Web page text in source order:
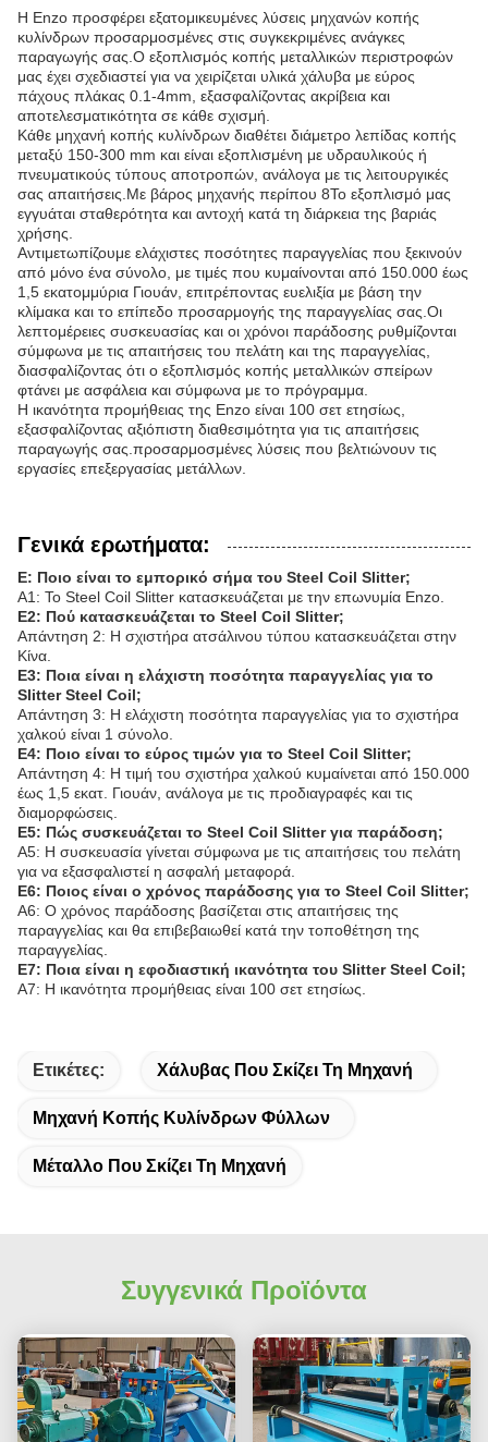
Η Enzo προσφέρει εξατομικευμένες λύσεις μηχανών κοπής
κυλίνδρων προσαρμοσμένες στις συγκεκριμένες ανάγκες
παραγωγής σας.Ο εξοπλισμός κοπής μεταλλικών περιστροφών
μας έχει σχεδιαστεί για να χειρίζεται υλικά χάλυβα με εύρος
πάχους πλάκας 0.1-4mm, εξασφαλίζοντας ακρίβεια και
αποτελεσματικότητα σε κάθε σχισμή.
Κάθε μηχανή κοπής κυλίνδρων διαθέτει διάμετρο λεπίδας κοπής
μεταξύ 150-300 mm και είναι εξοπλισμένη με υδραυλικούς ή
πνευματικούς τύπους αποτροπών, ανάλογα με τις λειτουργικές
σας απαιτήσεις.Με βάρος μηχανής περίπου 8Το εξοπλισμό μας
εγγυάται σταθερότητα και αντοχή κατά τη διάρκεια της βαριάς
χρήσης.
Αντιμετωπίζουμε ελάχιστες ποσότητες παραγγελίας που ξεκινούν
από μόνο ένα σύνολο, με τιμές που κυμαίνονται από 150.000 έως
1,5 εκατομμύρια Γιουάν, επιτρέποντας ευελιξία με βάση την
κλίμακα και το επίπεδο προσαρμογής της παραγγελίας σας.Οι
λεπτομέρειες συσκευασίας και οι χρόνοι παράδοσης ρυθμίζονται
σύμφωνα με τις απαιτήσεις του πελάτη και της παραγγελίας,
διασφαλίζοντας ότι ο εξοπλισμός κοπής μεταλλικών σπείρων
φτάνει με ασφάλεια και σύμφωνα με το πρόγραμμα.
Η ικανότητα προμήθειας της Enzo είναι 100 σετ ετησίως,
εξασφαλίζοντας αξιόπιστη διαθεσιμότητα για τις απαιτήσεις
παραγωγής σας.προσαρμοσμένες λύσεις που βελτιώνουν τις
εργασίες επεξεργασίας μετάλλων.
Γενικά ερωτήματα:
Ε: Ποιο είναι το εμπορικό σήμα του Steel Coil Slitter;
Α1: Το Steel Coil Slitter κατασκευάζεται με την επωνυμία Enzo.
Ε2: Πού κατασκευάζεται το Steel Coil Slitter;
Απάντηση 2: Η σχιστήρα ατσάλινου τύπου κατασκευάζεται στην
Κίνα.
Ε3: Ποια είναι η ελάχιστη ποσότητα παραγγελίας για το
Slitter Steel Coil;
Απάντηση 3: Η ελάχιστη ποσότητα παραγγελίας για το σχιστήρα
χαλκού είναι 1 σύνολο.
Ε4: Ποιο είναι το εύρος τιμών για το Steel Coil Slitter;
Απάντηση 4: Η τιμή του σχιστήρα χαλκού κυμαίνεται από 150.000
έως 1,5 εκατ. Γιουάν, ανάλογα με τις προδιαγραφές και τις
διαμορφώσεις.
Ε5: Πώς συσκευάζεται το Steel Coil Slitter για παράδοση;
Α5: Η συσκευασία γίνεται σύμφωνα με τις απαιτήσεις του πελάτη
για να εξασφαλιστεί η ασφαλή μεταφορά.
Ε6: Ποιος είναι ο χρόνος παράδοσης για το Steel Coil Slitter;
Α6: Ο χρόνος παράδοσης βασίζεται στις απαιτήσεις της
παραγγελίας και θα επιβεβαιωθεί κατά την τοποθέτηση της
παραγγελίας.
Ε7: Ποια είναι η εφοδιαστική ικανότητα του Slitter Steel Coil;
Α7: Η ικανότητα προμήθειας είναι 100 σετ ετησίως.
Ετικέτες: Χάλυβας Που Σκίζει Τη Μηχανή
Μηχανή Κοπής Κυλίνδρων Φύλλων
Μέταλλο Που Σκίζει Τη Μηχανή
Συγγενικά Προϊόντα